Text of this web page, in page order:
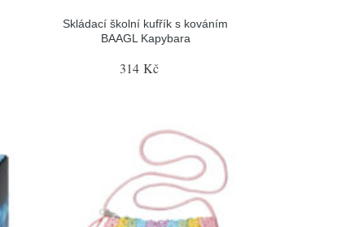
Skládací školní kufřík s kováním
BAAGL Kapybara
314 Kč